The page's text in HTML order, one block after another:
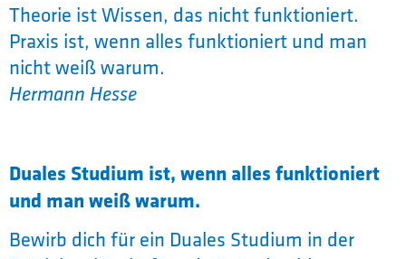
Theorie ist Wissen, das nicht funktioniert.
Praxis ist, wenn alles funktioniert und man
nicht weiß warum.
Hermann Hesse
Duales Studium ist, wenn alles funktioniert
und man weiß warum.
Bewirb dich für ein Duales Studium in der